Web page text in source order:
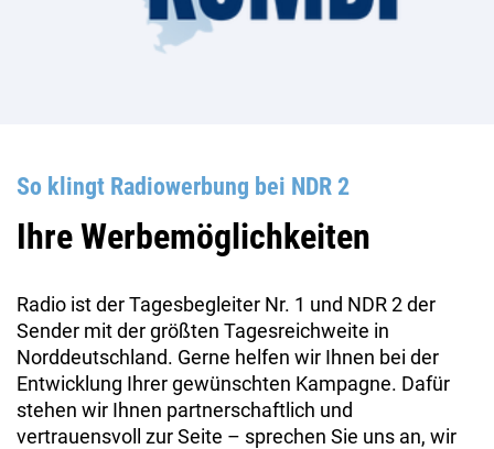
So klingt Radiowerbung bei NDR 2
Ihre Werbemöglichkeiten
Radio ist der Tagesbegleiter Nr. 1 und NDR 2 der
Sender mit der größten Tagesreichweite in
Norddeutschland. Gerne helfen wir Ihnen bei der
Entwicklung Ihrer gewünschten Kampagne. Dafür
stehen wir Ihnen partnerschaftlich und
vertrauensvoll zur Seite – sprechen Sie uns an, wir